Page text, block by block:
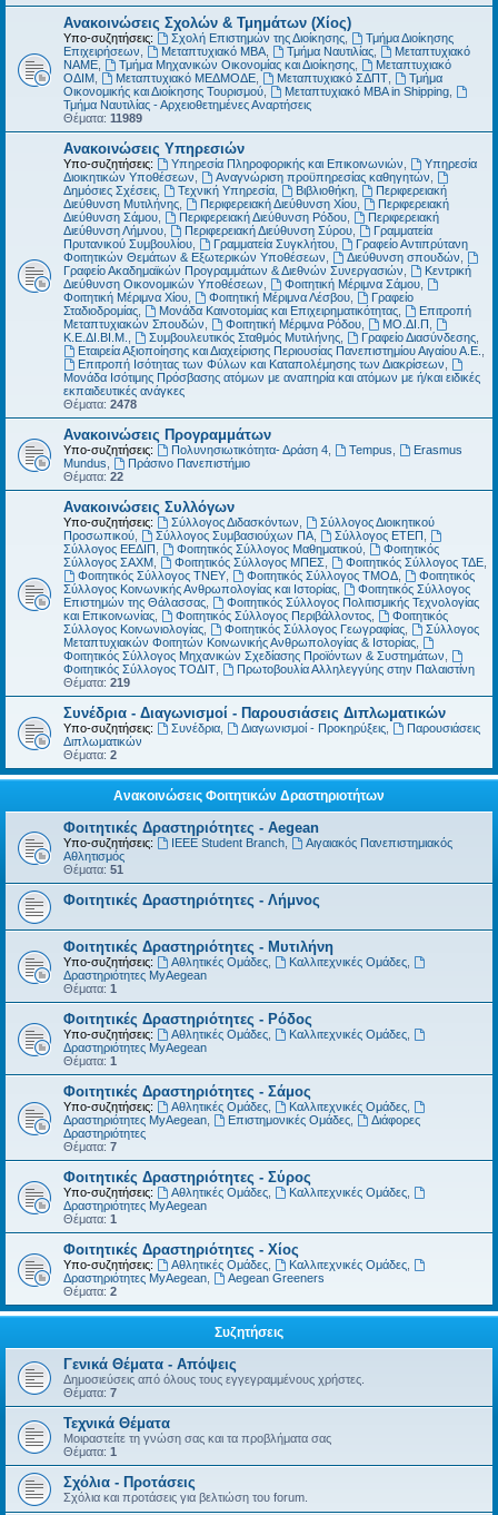
Ανακοινώσεις Σχολών & Τμημάτων (Χίος)
Υπο-συζητήσεις: Σχολή Επιστημών της Διοίκησης,
Τμήμα Διοίκησης
Επιχειρήσεων
Μεταπτυχιακό MBA, Τμήμα Ναυτιλίας,
Μεταπτυχιακό
ΝΑΜΕ
Τμήμα Μηχανικών Οικονομίας και Διοίκησης,
Μεταπτυχιακό
ΟΔΙΜ
Μεταπτυχιακό ΜΕΔΜΟΔΕ, Μεταπτυχιακό ΣΔΠΤ,
Τμήμα
Οικονομικής και Διοίκησης Τουρισμού
Μεταπτυχιακό MBA in Shipping,
Τμήμα Ναυτιλίας - Αρχειοθετημένες Αναρτήσεις
Θέματα: 11989
Ανακοινώσεις Υπηρεσιών
Υπο-συζητήσεις: Υπηρεσία Πληροφορικής και Επικοινωνιών
Υπηρεσία
Διοικητικών Υποθέσεων
Αναγνώριση προϋπηρεσίας καθηγητών
Δημόσιες Σχέσεις
Τεχνική Υπηρεσία, Βιβλιοθήκη,
Περιφερειακή
Διεύθυνση Μυτιλήνης
Περιφερειακή Διεύθυνση Χίου,
Περιφερειακή
Διεύθυνση Σάμου
Περιφερειακή Διεύθυνση Ρόδου,
Περιφερειακή
Διεύθυνση Λήμνου
Περιφερειακή Διεύθυνση Σύρου,
Γραμματεία
Πρυτανικού Συμβουλίου
Γραμματεία Συγκλήτου,
Γραφείο Αντιπρύτανη
Φοιτητικών Θεμάτων & Εξωτερικών Υποθέσεων
Διεύθυνση σπουδών
Γραφείο Ακαδημαϊκών Προγραμμάτων & Διεθνών Συνεργασιών
Κεντρική
Διεύθυνση Οικονομικών Υποθέσεων
Φοιτητική Μέριμνα Σάμου,
Φοιτητική Μέριμνα Χίου
Φοιτητική Μέριμνα Λέσβου,
Γραφείο
Σταδιοδρομίας
Μονάδα Καινοτομίας και Επιχειρηματικότητας,
Επιτροπή
Μεταπτυχιακών Σπουδών
Φοιτητική Μέριμνα Ρόδου, ΜΟ.ΔΙ.Π
Κ.Ε.ΔΙ.ΒΙ.Μ.
Συμβουλευτικός Σταθμός Μυτιλήνης, Γραφείο Διασύνδεσης,
Εταιρεία Αξιοποίησης και Διαχείρισης Περιουσίας Πανεπιστημίου Αιγαίου Α.Ε.
Επιτροπή Ισότητας των Φύλων και Καταπολέμησης των Διακρίσεων
Μονάδα Ισότιμης Πρόσβασης ατόμων με αναπηρία και ατόμων με ή/και ειδικές
εκπαιδευτικές ανάγκες
Θέματα: 2478
Ανακοινώσεις Προγραμμάτων
Υπο-συζητήσεις: Πολυνησιωτικότητα- Δράση 4, Tempus
Erasmus
Mundus
Πράσινο Πανεπιστήμιο
Θέματα: 22
Ανακοινώσεις Συλλόγων
Υπο-συζητήσεις: Σύλλογος Διδασκόντων
Σύλλογος Διοικητικού
Προσωπικού
Σύλλογος Συμβασιούχων ΠΑ, Σύλλογος ΕΤΕΠ
Σύλλογος ΕΕΔΙΠ
Φοιτητικός Σύλλογος Μαθηματικού,
Φοιτητικός
Σύλλογος ΣΑΧΜ
Φοιτητικός Σύλλογος ΜΠΕΣ Φοιτητικός Σύλλογος ΤΔΕ,
Φοιτητικός Σύλλογος ΤΝΕΥ, Φοιτητικός Σύλλογος ΤΜΟΔ,
Φοιτητικός
Σύλλογος Κοινωνικής Ανθρωπολογίας και Ιστορίας
Φοιτητικός Σύλλογος
Επιστημών της Θάλασσας
Φοιτητικός Σύλλογος Πολιτισμικής Τεχνολογίας
και Επικοινωνίας
Φοιτητικός Σύλλογος Περιβάλλοντος,
Φοιτητικός
Σύλλογος Κοινωνιολογίας
Φοιτητικός Σύλλογος Γεωγραφίας,
Σύλλογος
Μεταπτυχιακών Φοιτητών Κοινωνικής Ανθρωπολογίας & Ιστορίας
Φοιτητικός Σύλλογος Μηχανικών Σχεδίασης Προϊόντων & Συστημάτων
Φοιτητικός Σύλλογος ΤΟΔΙΤ
Πρωτοβουλία Αλληλεγγύης στην Παλαιστίνη
Θέματα: 219
Συνέδρια - Διαγωνισμοί - Παρουσιάσεις Διπλωματικών
Υπο-συζητήσεις: Συνέδρια, Διαγωνισμοί - Προκηρύξεις,
Παρουσιάσεις
Διπλωματικών
Θέματα: 2
Ανακοινώσεις Φοιτητικών Δραστηριοτήτων
Φοιτητικές Δραστηριότητες - Aegean
Υπο-συζητήσεις: IEEE Student Branch,
Αιγαιακός Πανεπιστημιακός
Αθλητισμός
Θέματα: 51
Φοιτητικές Δραστηριότητες - Λήμνος
Φοιτητικές Δραστηριότητες - Μυτιλήνη
Υπο-συζητήσεις: Αθλητικές Ομάδες, Καλλιτεχνικές Ομάδες,
Δραστηριότητες MyAegean
Θέματα: 1
Φοιτητικές Δραστηριότητες - Ρόδος
Υπο-συζητήσεις: Αθλητικές Ομάδες, Καλλιτεχνικές Ομάδες,
Δραστηριότητες MyAegean
Θέματα: 1
Φοιτητικές Δραστηριότητες - Σάμος
Υπο-συζητήσεις: Αθλητικές Ομάδες, Καλλιτεχνικές Ομάδες,
Δραστηριότητες MyAegean
Επιστημονικές Ομάδες,
Διάφορες
Δραστηριότητες
Θέματα: 7
Φοιτητικές Δραστηριότητες - Σύρος
Υπο-συζητήσεις: Αθλητικές Ομάδες, Καλλιτεχνικές Ομάδες,
Δραστηριότητες MyAegean
Θέματα: 1
Φοιτητικές Δραστηριότητες - Χίος
Υπο-συζητήσεις: Αθλητικές Ομάδες, Καλλιτεχνικές Ομάδες,
Δραστηριότητες MyAegean
Aegean Greeners
Θέματα: 2
Συζητήσεις
Γενικά Θέματα - Απόψεις
Δημοσιεύσεις από όλους τους εγγεγραμμένους χρήστες.
Θέματα: 7
Τεχνικά Θέματα
Μοιραστείτε τη γνώση σας και τα προβλήματα σας
Θέματα: 1
Σχόλια - Προτάσεις
Σχόλια και προτάσεις για βελτιώση του forum.